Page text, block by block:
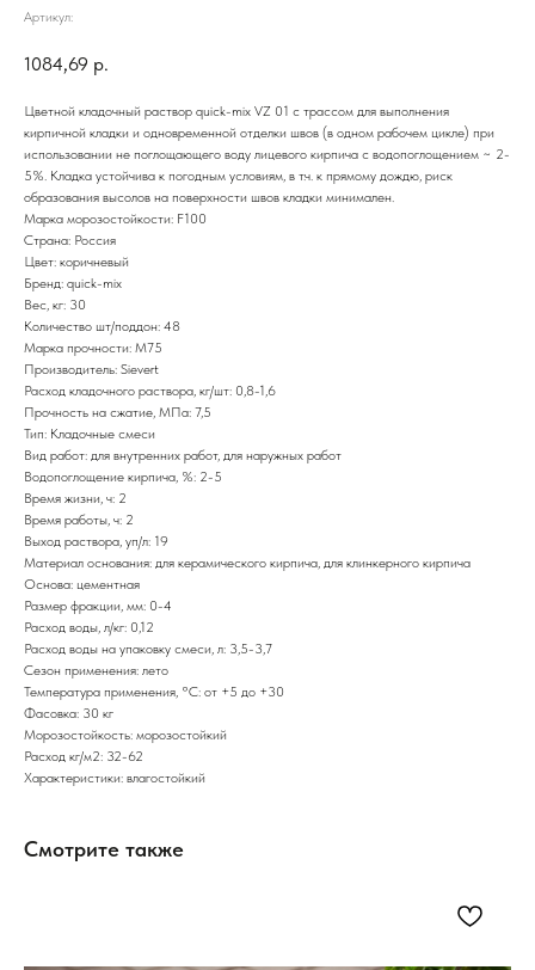
Артикул:
1084,69 р.
Цветной кладочный раствор quick-mix VZ 01 с трассом для выполнения
кирпичной кладки и одновременной отделки швов (в одном рабочем цикле) при
использовании не поглощающего воду лицевого кирпича с водопоглощением ~ 2-
5%. Кладка устойчива к погодным условиям, в т.ч. к прямому дождю, риск
образования высолов на поверхности швов кладки минимален.
Марка морозостойкости: F100
Страна: Россия
Цвет: коричневый
Бренд: quick-mix
Вес, кг: 30
Количество шт/поддон: 48
Марка прочности: М75
Производитель: Sievert
Расход кладочного раствора, кг/шт: 0,8-1,6
Прочность на сжатие, МПа: 7,5
Тип: Кладочные смеси
Вид работ: для внутренних работ, для наружных работ
Водопоглощение кирпича, %: 2-5
Время жизни, ч: 2
Время работы, ч: 2
Выход раствора, уп/л: 19
Материал основания: для керамического кирпича, для клинкерного кирпича
Основа: цементная
Размер фракции, мм: 0-4
Расход воды, л/кг: 0,12
Расход воды на упаковку смеси, л: 3,5-3,7
Сезон применения: лето
Температура применения, °С: от +5 до +30
Фасовка: 30 кг
Морозостойкость: морозостойкий
Расход кг/м2: 32-62
Характеристики: влагостойкий
Смотрите также